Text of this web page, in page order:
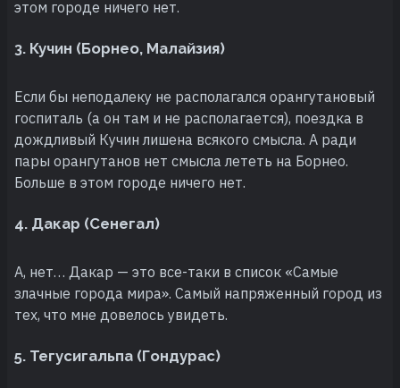
этом городе ничего нет.
3. Кучин (Борнео, Малайзия)
Если бы неподалеку не располагался орангутановый
госпиталь (а он там и не располагается), поездка в
дождливый Кучин лишена всякого смысла. А ради
пары орангутанов нет смысла лететь на Борнео.
Больше в этом городе ничего нет.
4. Дакар (Сенегал)
А, нет… Дакар — это все-таки в список «Самые
злачные города мира». Самый напряженный город из
тех, что мне довелось увидеть.
5. Тегусигальпа (Гондурас)